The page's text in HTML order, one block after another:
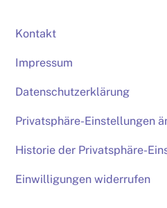
Kontakt
Impressum
Datenschutzerklärung
Privatsphäre-Einstellungen
Historie der Privatsphäre-
Einwilligungen widerrufen